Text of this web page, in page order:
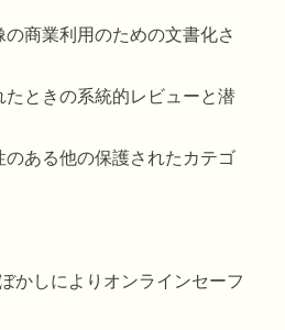
商業利用のための文書化さ
ときの系統的レビューと潜
ある他の保護されたカテゴ
かしによりオンラインセーフ